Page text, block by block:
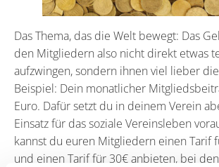
Das Thema, das die Welt bewegt: Das
den Mitgliedern also nicht direkt etwas
aufzwingen, sondern ihnen viel lieber
Beispiel: Dein monatlicher
Euro. Dafür setzt du in deinem Verein
Einsatz für das soziale Vereinsleben
kannst du euren Mitgliedern einen Tarif
und einen Tarif für 30€ anbieten, bei